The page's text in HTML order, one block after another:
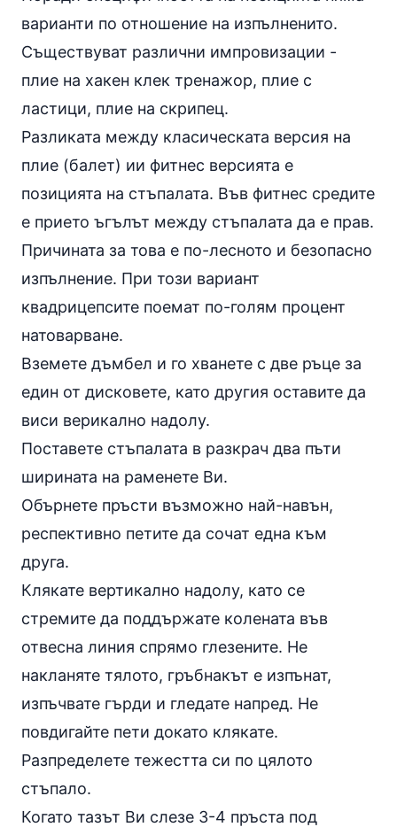
варианти по отношение на изпълненито.
Съществуват различни импровизации -
плие на хакен клек тренажор, плие с
ластици, плие на скрипец.
Разликата между класическата версия на
плие (балет) ии фитнес версията е
позицията на стъпалата. Във фитнес средите
е прието ъгълът между стъпалата да е прав.
Причината за това е по-лесното и безопасно
изпълнение. При този вариант
квадрицепсите поемат по-голям процент
натоварване.
Вземете дъмбел и го хванете с две ръце за
един от дисковете, като другия оставите да
виси верикално надолу.
Поставете стъпалата в разкрач два пъти
ширината на раменете Ви.
Обърнете пръсти възможно най-навън,
респективно петите да сочат една към
друга.
Клякате вертикално надолу, като се
стремите да поддържате колената във
отвесна линия спрямо глезените. Не
накланяте тялото, гръбнакът е изпънат,
изпъчвате гърди и гледате напред. Не
повдигайте пети докато клякате.
Разпределете тежестта си по цялото
стъпало.
Когато тазът Ви слезе 3-4 пръста под